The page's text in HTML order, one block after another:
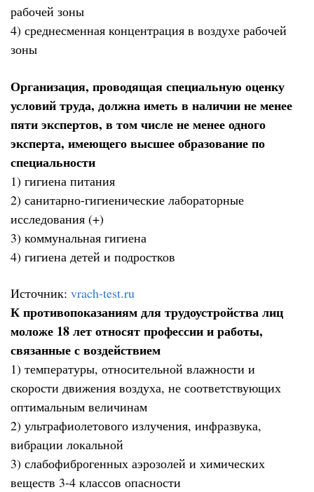
рабочей зоны
4) среднесменная концентрация в воздухе рабочей
зоны
Организация, проводящая специальную оценку
условий труда, должна иметь в наличии не менее
пяти экспертов, в том числе не менее одного
эксперта, имеющего высшее образование по
специальности
1) гигиена питания
2) санитарно-гигиенические лабораторные
исследования (+)
3) коммунальная гигиена
4) гигиена детей и подростков
Источник: vrach-test.ru
К противопоказаниям для трудоустройства лиц
моложе 18 лет относят профессии и работы,
связанные с воздействием
1) температуры, относительной влажности и
скорости движения воздуха, не соответствующих
оптимальным величинам
2) ультрафиолетового излучения, инфразвука,
вибрации локальной
3) слабофиброгенных аэрозолей и химических
веществ 3-4 классов опасности